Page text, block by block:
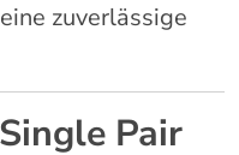
zuverlässige
Pair